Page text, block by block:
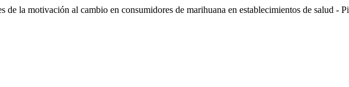
la motivación al cambio en consumidores de marihuana en establecimientos de salud -